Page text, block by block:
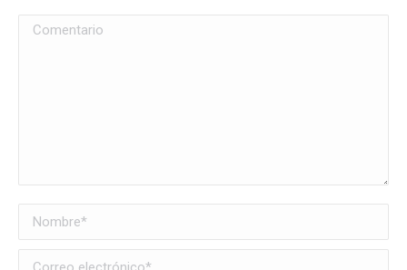
Comentario
Nombre *
Correo electrónico *